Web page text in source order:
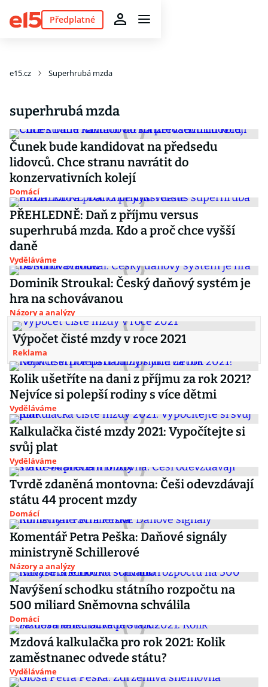
Předplatné
e15.cz Superhrubá mzda
superhrubá mzda
Čunek bude kandidovat na předsedu
lidovců. Chce stranu navrátit do
konzervativních kolejí
Domácí
PŘEHLEDNĚ: Daň z příjmu versus
superhrubá mzda. Kdo a proč chce vyšší
daně
Vyděláváme
Dominik Stroukal: Český daňový systém je
hra na schovávanou
Názory a analýzy
Výpočet čisté mzdy v roce 2021
Reklama
Kolik ušetříte na dani z příjmu za rok 2021?
Nejvíce si polepší rodiny s více dětmi
Vyděláváme
Kalkulačka čisté mzdy 2021: Vypočítejte si
svůj plat
Vyděláváme
Tvrdě zdaněná montovna: Češi odevzdávají
státu 44 procent mzdy
Domácí
Komentář Petra Peška: Daňové signály
ministryně Schillerové
Názory a analýzy
Navýšení schodku státního rozpočtu na
500 miliard Sněmovna schválila
Domácí
Mzdová kalkulačka pro rok 2021: Kolik
zaměstnanec odvede státu?
Vyděláváme